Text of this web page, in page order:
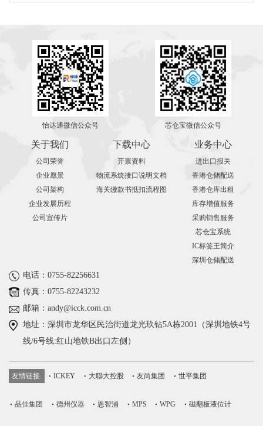
怡达通微信公众号 芯仓宝微信公众号
关于我们
公司荣誉
企业愿景
公司架构
企业发展历程
公司宣传片
下载中心
开票资料
物流系统接口说明文档
海关缴款书抵扣流程图
业务中心
进出口报关
香港仓储配送
香港仓库出租
库存增值服务
采购销售服务
芯仓宝系统
IC标签王简介
深圳仓储配送
电话：0755-82256631
传真：0755-82243232
邮箱：andy@icck.com.cn
地址：深圳市龙华区民治街道龙光玖钻5A栋2001（深圳地铁4号
线/6号线:红山地铁B出口左侧）
友情链接: ICKEY 大聯大控股 友尚集团 世平集团
品佳集团 德州仪器 恩智浦 MPS WPG 磁翻板液位计